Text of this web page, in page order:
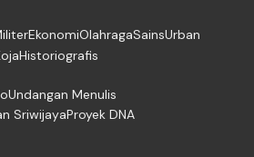
EkonomiOlahragaSainsUrban
Historiografis
Undangan Menulis
SriwijayaProyek DNA